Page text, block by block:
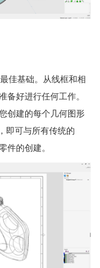
佳基础。从线框和相
备好进行任何工作。
创建的每个几何图形
即可与所有传统的
件的创建。